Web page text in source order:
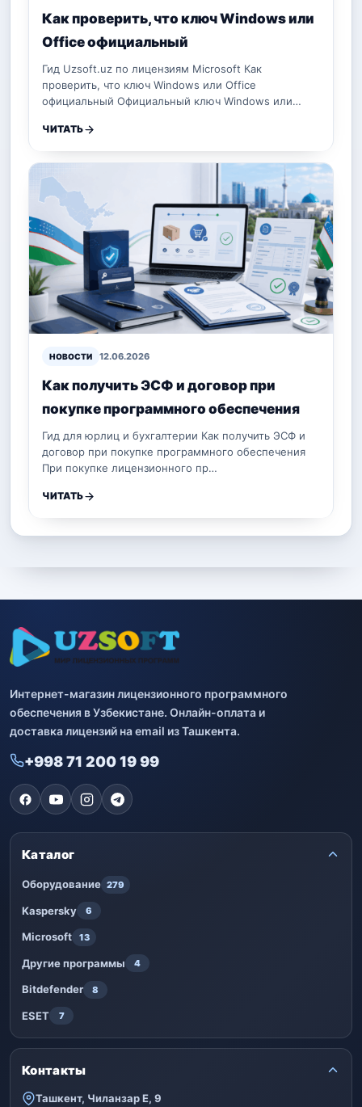
Как проверить, что ключ Windows или
Office официальный
Гид Uzsoft.uz по лицензиям Microsoft Как
проверить, что ключ Windows или Office
официальный Официальный ключ Windows или…
ЧИТАТЬ
НОВОСТИ 12.06.2026
Как получить ЭСФ и договор при
покупке программного обеспечения
Гид для юрлиц и бухгалтерии Как получить ЭСФ и
договор при покупке программного обеспечения
При покупке лицензионного пр…
ЧИТАТЬ
Интернет-магазин лицензионного программного
обеспечения в Узбекистане. Онлайн-оплата и
доставка лицензий на email из Ташкента.
+998 71 200 19 99
Каталог
Оборудование 279
Kaspersky 6
Microsoft 13
Другие программы 4
Bitdefender 8
ESET 7
Контакты
Ташкент, Чиланзар Е, 9